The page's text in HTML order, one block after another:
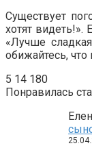
Существует
хотят
«Лучше
обижайтесь, что
5 14 180
Понравилась